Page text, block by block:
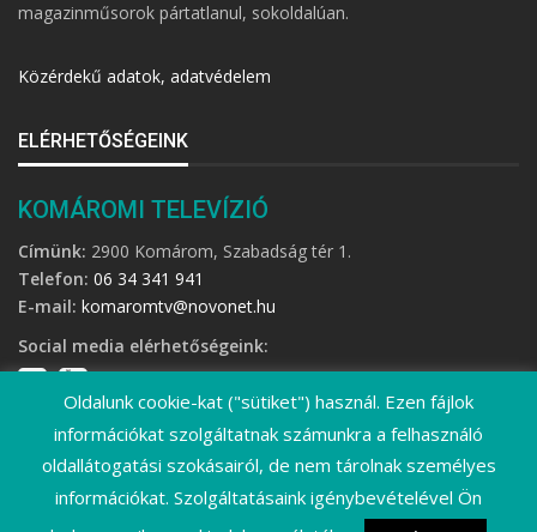
magazinműsorok pártatlanul, sokoldalúan.
Közérdekű adatok, adatvédelem
ELÉRHETŐSÉGEINK
KOMÁROMI TELEVÍZIÓ
Címünk: 2900 Komárom, Szabadság tér 1.
Telefon: 06 34 341 941
E-mail: komaromtv@novonet.hu
Social media elérhetőségeink:
Oldalunk cookie-kat ("sütiket") használ. Ezen fájlok
információkat szolgáltatnak számunkra a felhasználó
oldallátogatási szokásairól, de nem tárolnak személyes
információkat. Szolgáltatásaink igénybevételével Ön